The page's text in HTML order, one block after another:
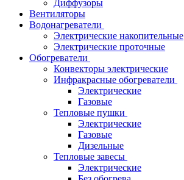
Диффузоры
Вентиляторы
Водонагреватели
Электрические накопительные
Электрические проточные
Обогреватели
Конвекторы электрические
Инфракрасные обогреватели
Электрические
Газовые
Тепловые пушки
Электрические
Газовые
Дизельные
Тепловые завесы
Электрические